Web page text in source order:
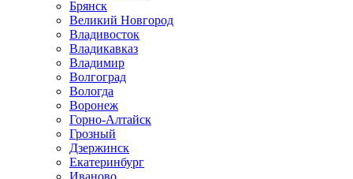
Брянск
Великий Новгород
Владивосток
Владикавказ
Владимир
Волгоград
Вологда
Воронеж
Горно-Алтайск
Грозный
Дзержинск
Екатеринбург
Иваново